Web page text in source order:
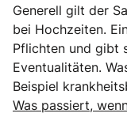
Generell gilt der
bei Hochzeiten.
Pflichten und gibt
Eventualitäten.
Beispiel
Was passiert,